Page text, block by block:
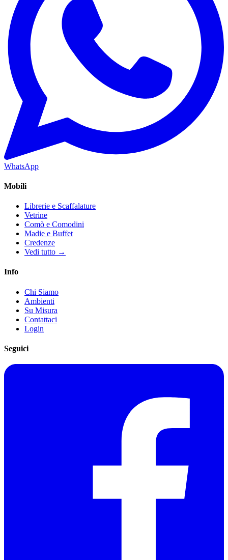
WhatsApp
Mobili
Librerie e Scaffalature
Vetrine
Comò e Comodini
Madie e Buffet
Credenze
Vedi tutto →
Info
Chi Siamo
Ambienti
Su Misura
Contattaci
Login
Seguici